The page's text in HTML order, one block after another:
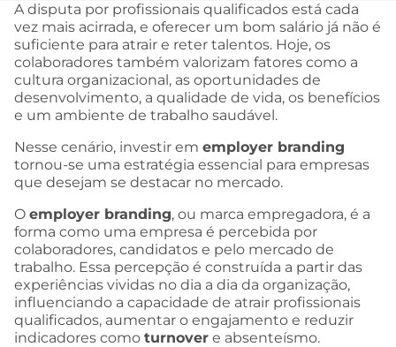
A disputa por profissionais qualificados está cada
vez mais acirrada, e oferecer um bom salário já não é
suficiente para atrair e reter talentos. Hoje, os
colaboradores também valorizam fatores como a
cultura organizacional, as oportunidades de
desenvolvimento, a qualidade de vida, os benefícios
e um ambiente de trabalho saudável.
Nesse cenário, investir em employer branding
tornou-se uma estratégia essencial para empresas
que desejam se destacar no mercado.
O employer branding, ou marca empregadora, é a
forma como uma empresa é percebida por
colaboradores, candidatos e pelo mercado de
trabalho. Essa percepção é construída a partir das
experiências vividas no dia a dia da organização,
influenciando a capacidade de atrair profissionais
qualificados, aumentar o engajamento e reduzir
indicadores como turnover e absenteísmo.